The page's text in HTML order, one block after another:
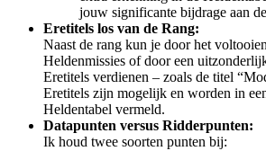
jouw significante bijdrage aan
Eretitels los van de Rang:
Naast de rang kun je door het
Heldenmissies of door een
Eretitels verdienen – zoals de titel
Eretitels zijn mogelijk en worden in
Heldentabel vermeld.
Datapunten versus Ridderpunten:
Ik houd twee soorten punten bij: